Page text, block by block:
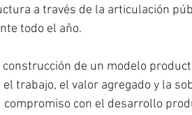
a través de la articulación
todo el año.
construcción de un modelo
trabajo, el valor agregado y la
con el desarrollo